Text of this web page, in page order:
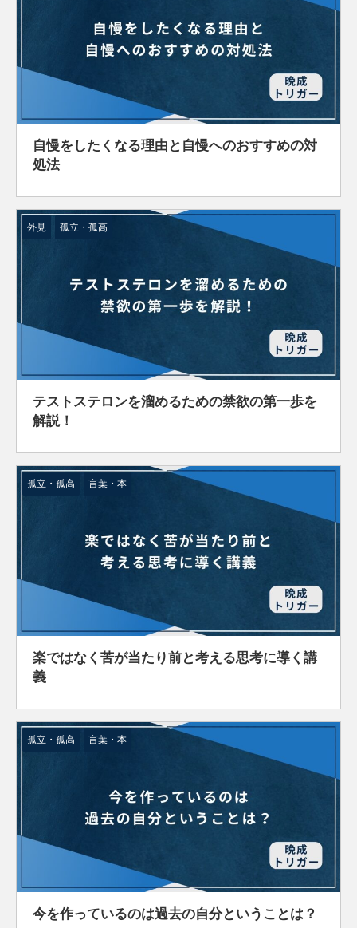
自慢をしたくなる理由と自慢へのおすすめの対
処法
外見 孤立・孤高
テストステロンを溜めるための禁欲の第一歩を
解説！
孤立・孤高 言葉・本
楽ではなく苦が当たり前と考える思考に導く講
義
孤立・孤高 言葉・本
今を作っているのは過去の自分ということは？